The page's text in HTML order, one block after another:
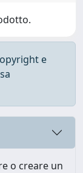
e
o creare un